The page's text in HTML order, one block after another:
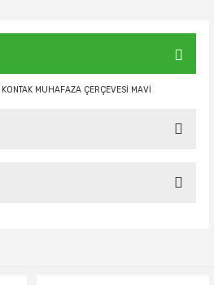
MUHAFAZA ÇERÇEVESİ MAVİ